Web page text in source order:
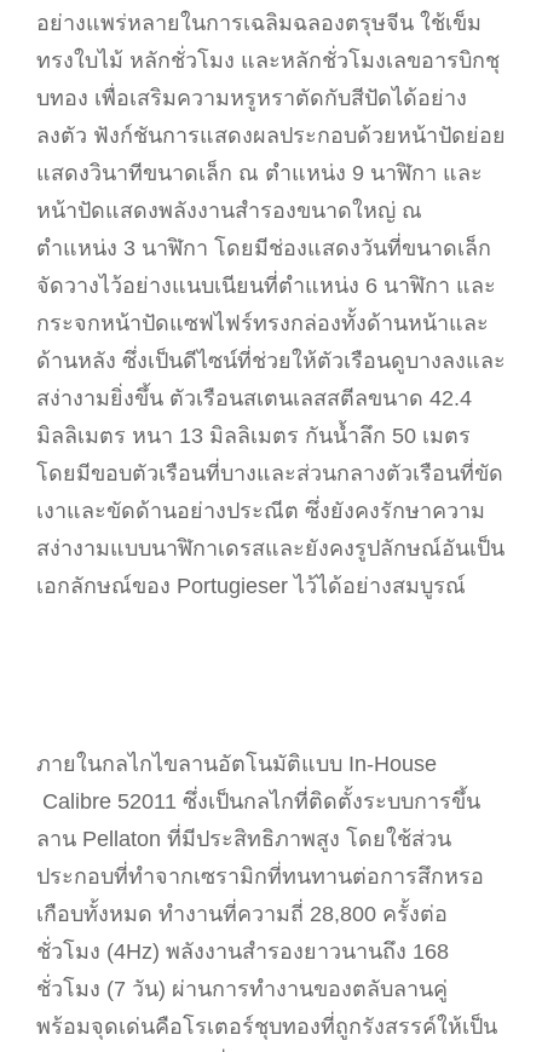
อย่างแพร่หลายในการเฉลิมฉลองตรุษจีน ใช้เข็ม
ทรงใบไม้ หลักชั่วโมง และหลักชั่วโมงเลขอารบิกชุ
บทอง เพื่อเสริมความหรูหราตัดกับสีปัดได้อย่าง
ลงตัว ฟังก์ชันการแสดงผลประกอบด้วยหน้าปัดย่อย
แสดงวินาทีขนาดเล็ก ณ ตำแหน่ง 9 นาฬิกา และ
หน้าปัดแสดงพลังงานสำรองขนาดใหญ่ ณ
ตำแหน่ง 3 นาฬิกา โดยมีช่องแสดงวันที่ขนาดเล็ก
จัดวางไว้อย่างแนบเนียนที่ตำแหน่ง 6 นาฬิกา และ
กระจกหน้าปัดแซฟไฟร์ทรงกล่องทั้งด้านหน้าและ
ด้านหลัง ซึ่งเป็นดีไซน์ที่ช่วยให้ตัวเรือนดูบางลงและ
สง่างามยิ่งขึ้น ตัวเรือนสเตนเลสสตีลขนาด 42.4
มิลลิเมตร หนา 13 มิลลิเมตร กันน้ำลึก 50 เมตร
โดยมีขอบตัวเรือนที่บางและส่วนกลางตัวเรือนที่ขัด
เงาและขัดด้านอย่างประณีต ซึ่งยังคงรักษาความ
สง่างามแบบนาฬิกาเดรสและยังคงรูปลักษณ์อันเป็น
เอกลักษณ์ของ Portugieser ไว้ได้อย่างสมบูรณ์
ภายในกลไกไขลานอัตโนมัติแบบ In-House
Calibre 52011 ซึ่งเป็นกลไกที่ติดตั้งระบบการขึ้น
ลาน Pellaton ที่มีประสิทธิภาพสูง โดยใช้ส่วน
ประกอบที่ทำจากเซรามิกที่ทนทานต่อการสึกหรอ
เกือบทั้งหมด ทำงานที่ความถี่ 28,800 ครั้งต่อ
ชั่วโมง (4Hz) พลังงานสำรองยาวนานถึง 168
ชั่วโมง (7 วัน) ผ่านการทำงานของตลับลานคู่
พร้อมจุดเด่นคือโรเตอร์ชุบทองที่ถูกรังสรรค์ให้เป็น